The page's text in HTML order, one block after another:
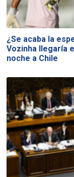
¿Se acaba la
Vozinha llegaría
noche a Chile